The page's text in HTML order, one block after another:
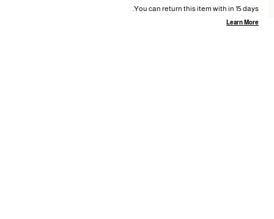
You can return this item with in 15 days.
Learn More